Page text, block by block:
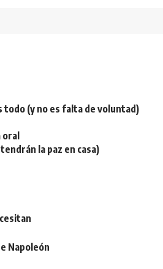
todo (y no es falta de voluntad)
la paz en casa)
Napoleón